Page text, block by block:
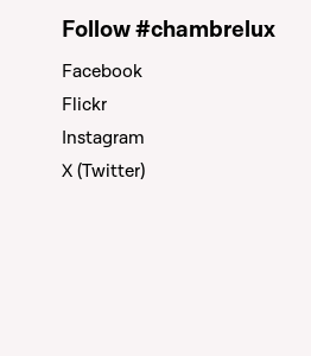
Follow #chambrelux
Facebook
Flickr
Instagram
X (Twitter)